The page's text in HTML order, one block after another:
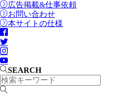
広告掲載&仕事依頼
お問い合わせ
本サイトの仕様
SEARCH